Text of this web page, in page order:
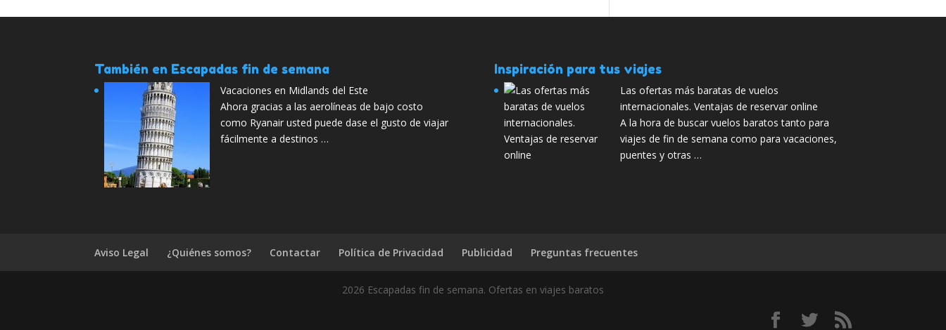
También en Escapadas fin de semana
Vacaciones en Midlands del Este
Ahora gracias a las aerolíneas de bajo costo
como Ryanair usted puede dase el gusto de viajar
fácilmente a destinos …
Inspiración para tus viajes
Las ofertas más baratas de vuelos
internacionales. Ventajas de reservar online
A la hora de buscar vuelos baratos tanto para
viajes de fin de semana como para vacaciones,
puentes y otras …
Aviso Legal ¿Quiénes somos? Contactar Política de Privacidad Publicidad Preguntas frecuentes
2026 Escapadas fin de semana. Ofertas en viajes baratos